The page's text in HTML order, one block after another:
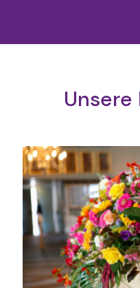
Unsere